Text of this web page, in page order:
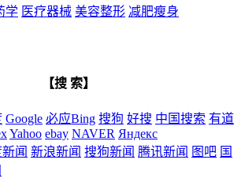
学 医疗器械 美容整形 减肥瘦身
【搜 索】
Google 必应Bing 搜狗 好搜 中国搜索 有道
Yahoo ebay NAVER Яндекс
闻 新浪新闻 搜狗新闻 腾讯新闻 图吧 国